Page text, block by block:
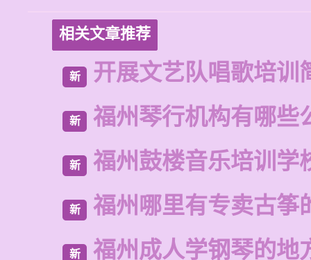
相关文章推荐
新 开展文艺队唱歌培训
新 福州琴行机构有哪些
新 福州鼓楼音乐培训学
新 福州哪里有专卖古筝
新 福州成人学钢琴的地